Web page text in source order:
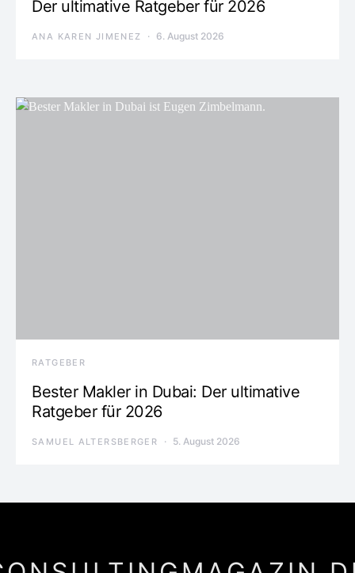
Der ultimative Ratgeber für 2026
ANA KAREN JIMENEZ 6. August 2026
RATGEBER
Bester Makler in Dubai: Der ultimative
Ratgeber für 2026
SAMUEL ALTERSBERGER 5. August 2026